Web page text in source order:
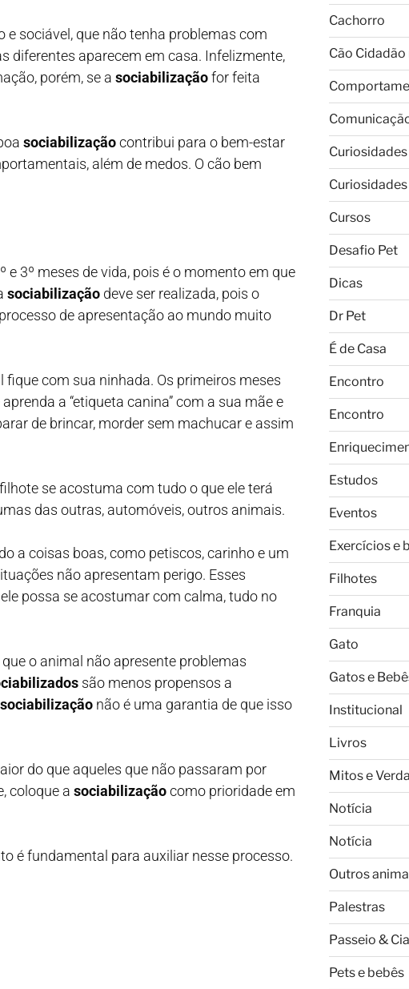
sociável, que não tenha problemas com
diferentes aparecem em casa. Infelizmente,
porém, se a sociabilizaçãofor feita
sociabilizaçãocontribui para o bem-estar
além de medos. O cão bem
3º meses de vida, pois é o momento em que
sociabilização deve ser realizada, pois o
de apresentação ao mundo muito
com sua ninhada. Os primeiros meses
a “etiqueta canina” com a sua mãe e
de brincar, morder sem machucar e assim
se acostuma com tudo o que ele terá
das outras, automóveis, outros animais.
a coisas boas, como petiscos, carinho e um
não apresentam perigo. Esses
possa se acostumar com calma, tudo no
o animal não apresente problemas
são menos propensos a
sociabilização não é uma garantia de que isso
do que aqueles que não passaram por
coloque a sociabilizaçãocomo prioridade em
é fundamental para auxiliar nesse processo.
Cachorro
Cão Cidadão
Curiosidades
Curiosidades
Cursos
Desafio Pet
Dicas
Dr Pet
É de Casa
Encontro
Encontro
Estudos
Eventos
Exercícios e
Filhotes
Franquia
Gato
Gatos e
Institucional
Livros
Mitos e
Notícia
Notícia
Outros
Palestras
Passeio & Cia
Pets e bebês